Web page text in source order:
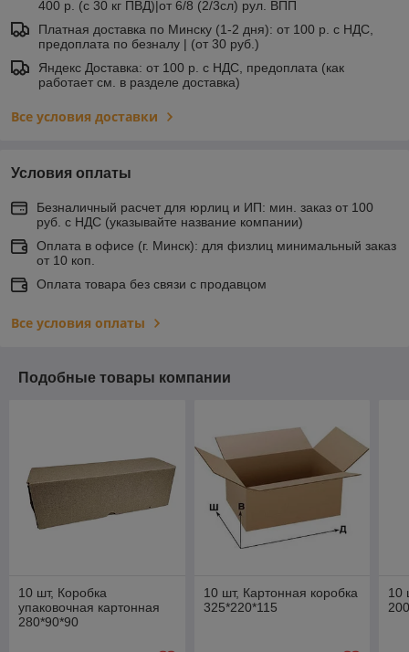
400 р. (с 30 кг ПВД)|от 6/8 (2/3сл) рул. ВПП
Платная доставка по Минску (1-2 дня): от 100 р. с НДС,
предоплата по безналу | (от 30 руб.)
Яндекс Доставка: от 100 р. с НДС, предоплата (как
работает см. в разделе доставка)
Все условия доставки
Условия оплаты
Безналичный расчет для юрлиц и ИП: мин. заказ от 100
руб. с НДС (указывайте название компании)
Оплата в офисе (г. Минск): для физлиц минимальный заказ
от 10 коп.
Оплата товара без связи с продавцом
Все условия оплаты
Подобные товары компании
10 шт, Коробка
упаковочная картонная
280*90*90
10 шт, Картонная коробка
325*220*115
10